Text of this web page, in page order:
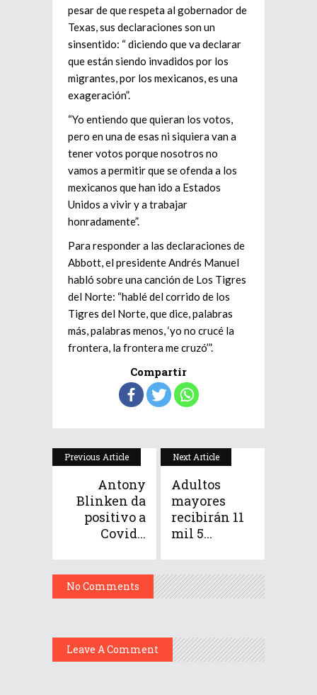
pesar de que respeta al gobernador de
Texas, sus declaraciones son un
sinsentido: “ diciendo que va declarar
que están siendo invadidos por los
migrantes, por los mexicanos, es una
exageración”.
“Yo entiendo que quieran los votos,
pero en una de esas ni siquiera van a
tener votos porque nosotros no
vamos a permitir que se ofenda a los
mexicanos que han ido a Estados
Unidos a vivir y a trabajar
honradamente”.
Para responder a las declaraciones de
Abbott, el presidente Andrés Manuel
habló sobre una canción de Los Tigres
del Norte: “hablé del corrido de los
Tigres del Norte, que dice, palabras
más, palabras menos, ‘yo no crucé la
frontera, la frontera me cruzó’”.
Compartir
Previous Article
Antony
Blinken da
positivo a
Covid...
Next Article
Adultos
mayores
recibirán 11
mil 5...
No Comments
Leave A Comment